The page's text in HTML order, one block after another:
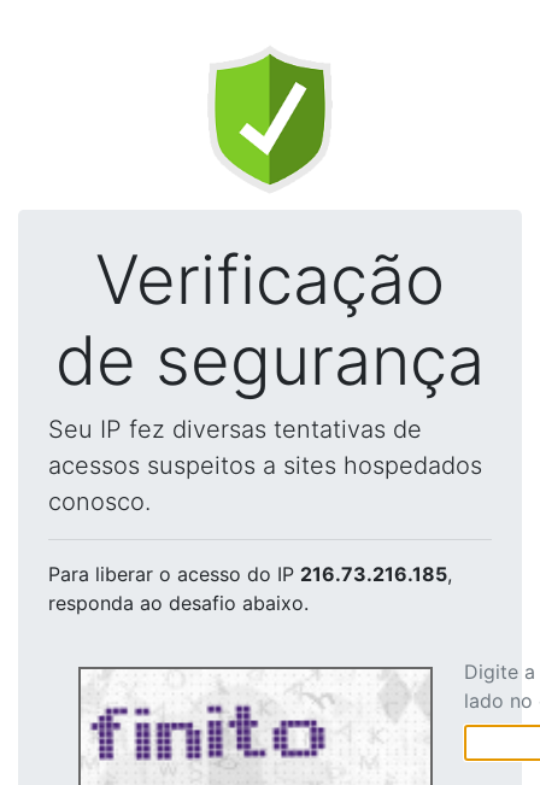
Verificação
de segurança
Seu IP fez diversas tentativas de
acessos suspeitos a sites hospedados
conosco.
Para liberar o acesso do IP 216.73.216.185,
responda ao desafio abaixo.
Digite
lado no